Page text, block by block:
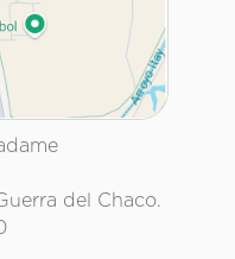
del Chaco.